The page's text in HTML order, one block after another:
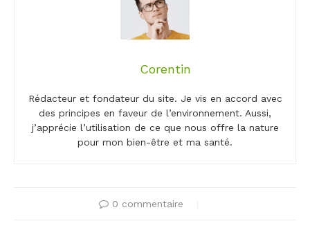
Corentin
Rédacteur et fondateur du site. Je vis en accord avec
des principes en faveur de l’environnement. Aussi,
j’apprécie l’utilisation de ce que nous offre la nature
pour mon bien-être et ma santé.
0 commentaire